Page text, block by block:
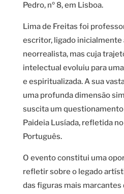
Pedro, nº 8, em Lisboa.
Lima de Freitas foi
escritor, ligado
neorrealista, mas cuja
intelectual evoluiu para
e espiritualizada. A sua
uma profunda dimensão
suscita um
Paideia Lusíada, refletida
Português.
O evento constitui uma
refletir sobre o legado
das figuras mais